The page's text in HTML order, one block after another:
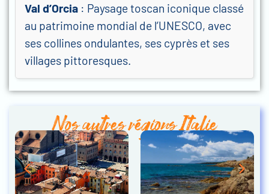
Val d’Orcia : Paysage toscan iconique classé
au patrimoine mondial de l’UNESCO, avec
ses collines ondulantes, ses cyprès et ses
villages pittoresques.
Nos autres régions Italie